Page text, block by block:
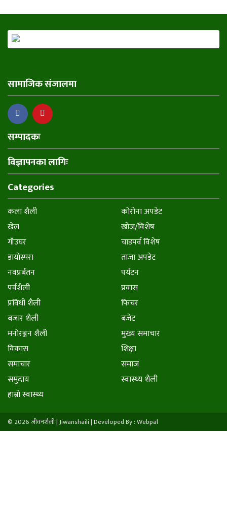
सामाजिक संजालमा
सम्पादकः
विज्ञापनका लागिः
Categories
कला शैली
कोरोना अपडेट
खेल
खोज/विशेष
गाँउघर
चाडपर्व विशेष
डायाेस्परा
ताजा अपडेट
नवप्रर्बतन
पर्यटन
पर्वशैली
प्रवास
प्रविधी शैली
फिचर
बजार शैली
बजेट
मनाेरञ्जन शैली
मुख्य समाचार
विकास
शिक्षा
समाचार
समाज
समुदाय
स्वास्थ्य शैली
हाम्राे स्वास्थ्य
© 2026 जीवनशैली | Jiwanshaili |Developed By : Webpal